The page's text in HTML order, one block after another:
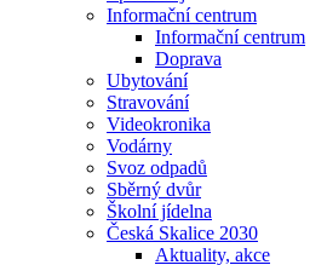
Informační centrum
Informační centrum
Doprava
Ubytování
Stravování
Videokronika
Vodárny
Svoz odpadů
Sběrný dvůr
Školní jídelna
Česká Skalice 2030
Aktuality, akce